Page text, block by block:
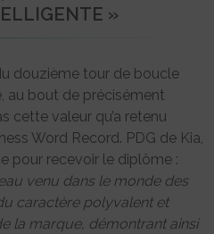
»
douzième tour de boucle
au bout de précisément
cette valeur qu’a retenu
Word Record. PDG de Kia,
pour recevoir le diplôme :
venu dans le monde des
caractère polyvalent et
la marque, démontrant ainsi